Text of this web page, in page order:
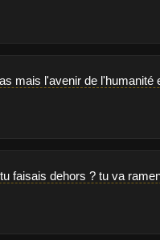
mais l'avenir de l'humanité
faisais dehors ? tu va